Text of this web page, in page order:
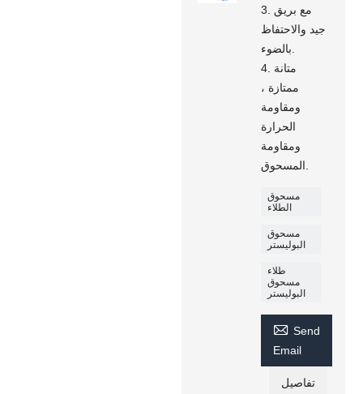
3. مع بريق
جيد والاحتفاظ
4. متانة
ممتازة ،
ومقاومة
الحرارة
ومقاومة
مسحوق
الطلاء
مسحوق
البوليستر
طلاء
مسحوق
البوليستر
 Send
Email
تفاصيل